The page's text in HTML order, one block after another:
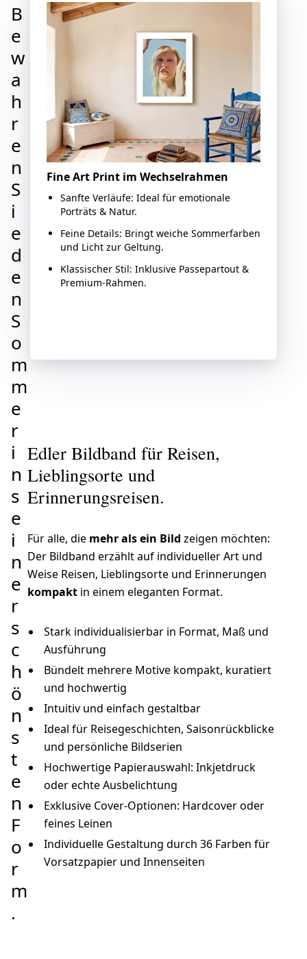
B
e
w
a
h
r
e
n
S
i
e
d
e
n
S
o
m
m
e
r
i
n
s
e
i
n
e
r
s
c
h
ö
n
s
t
e
n
F
o
r
m
.
Fine Art Print im Wechselrahmen
Sanfte Verläufe: Ideal für emotionale
Porträts & Natur.
Feine Details: Bringt weiche Sommerfarben
und Licht zur Geltung.
Klassischer Stil: Inklusive Passepartout &
Premium-Rahmen.
Edler Bildband für Reisen,
Lieblingsorte und
Erinnerungsreisen.
Für alle, die mehr als ein Bild zeigen möchten:
Der Bildband erzählt auf individueller Art und
Weise Reisen, Lieblingsorte und Erinnerungen
kompakt in einem eleganten Format.
Stark individualisierbar in Format, Maß und
Ausführung
Bündelt mehrere Motive kompakt, kuratiert
und hochwertig
Intuitiv und einfach gestaltbar
Ideal für Reisegeschichten, Saisonrückblicke
und persönliche Bildserien
Hochwertige Papierauswahl: Inkjetdruck
oder echte Ausbelichtung
Exklusive Cover-Optionen: Hardcover oder
feines Leinen
Individuelle Gestaltung durch 36 Farben für
Vorsatzpapier und Innenseiten